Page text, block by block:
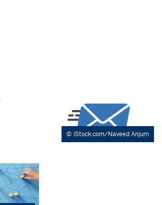
iStock.com/Naveed Anjum